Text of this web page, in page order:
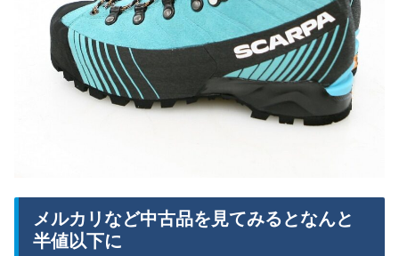
メルカリなど中古品を見てみるとなんと
半値以下に